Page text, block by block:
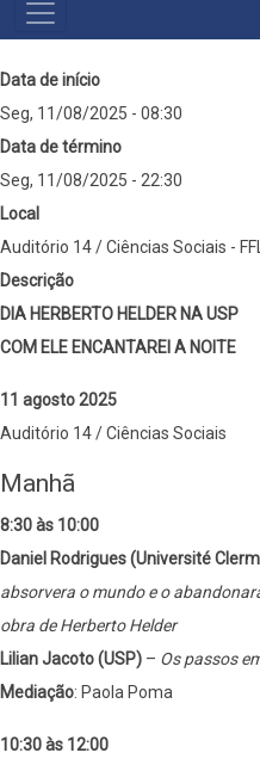
MENU
PRINCIPAL
Data de início
Seg, 11/08/2025 - 08:30
Data de término
Seg, 11/08/2025 - 22:30
Local
Auditório 14 / Ciências Sociais -
Descrição
DIA HERBERTO HELDER NA USP
COM ELE ENCANTAREI A NOITE
11 agosto 2025
Auditório 14 / Ciências Sociais
Manhã
8:30 às 10:00
Daniel Rodrigues (Université
absorvera o mundo e o
obra de Herberto Helder
Lilian Jacoto (USP) – Os passos
Mediação: Paola Poma
10:30 às 12:00